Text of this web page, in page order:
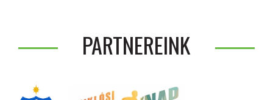
PARTNEREINK